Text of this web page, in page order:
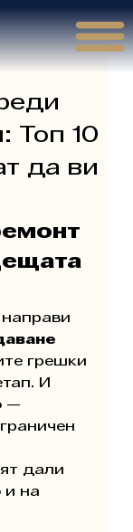
Топ 10
да ви
грешки
И
—
дали
и на